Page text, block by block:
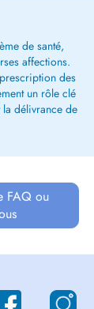
de santé,
affections.
des
un rôle clé
délivrance de
FAQ ou